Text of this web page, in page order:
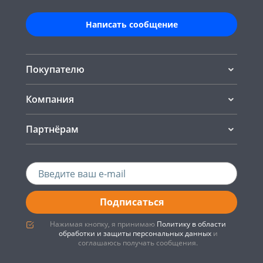
Написать сообщение
Покупателю
Компания
Партнёрам
Подписаться
Нажимая кнопку, я принимаю Политику в области
обработки и защиты персональных данныхи
соглашаюсь получать сообщения.